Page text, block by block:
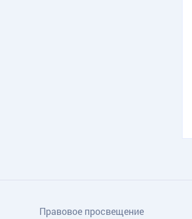
Правовое просвещение